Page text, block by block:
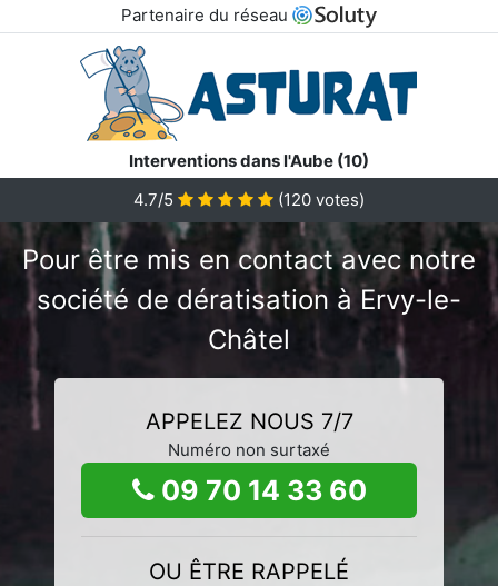
Partenaire du réseau
Interventions dans l'Aube (10)
4.7/5
(120 votes)
Pour être mis en contact avec notre
société de dératisation à Ervy-le-
Châtel
APPELEZ NOUS 7/7
Numéro non surtaxé
09 70 14 33 60
OU ÊTRE RAPPELÉ